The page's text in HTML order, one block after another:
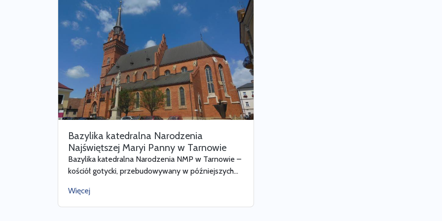
Bazylika katedralna Narodzenia
Najświętszej Maryi Panny w Tarnowie
Bazylika katedralna Narodzenia NMP w Tarnowie –
kościół gotycki, przebudowywany w późniejszych...
Więcej